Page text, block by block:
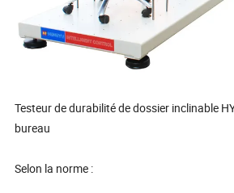
Testeur de durabilité de dossier inclinable
bureau
Selon la norme :